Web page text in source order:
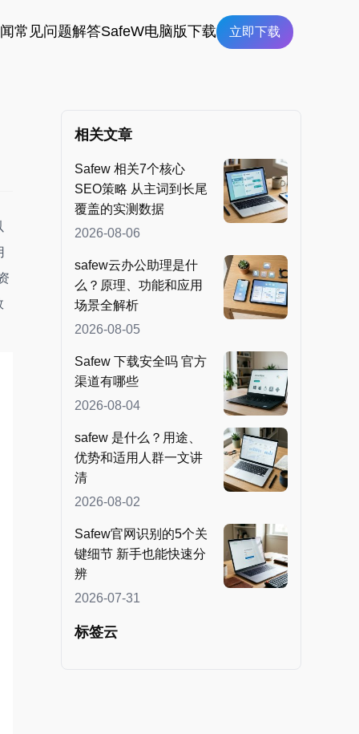
常见问题解答SafeW电脑版下载 立即下载
相关文章
Safew 相关7个核心
SEO策略 从主词到长尾
覆盖的实测数据
2026-08-06
safew云办公助理是什
么？原理、功能和应用
场景全解析
2026-08-05
Safew 下载安全吗 官方
渠道有哪些
2026-08-04
safew 是什么？用途、
优势和适用人群一文讲
清
2026-08-02
Safew官网识别的5个关
键细节 新手也能快速分
辨
2026-07-31
标签云